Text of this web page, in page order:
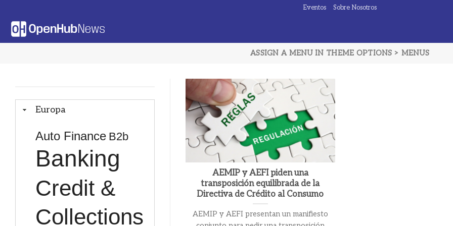
contenido
Eventos Sobre Nosotros
ASSIGN A MENU IN THEME OPTIONS > MENUS
Europa
Auto Finance B2b
Banking
Credit &
Collections
AEMIP y AEFI piden una
transposición equilibrada de la
Directiva de Crédito al Consumo
AEMIP y AEFI presentan un manifiesto